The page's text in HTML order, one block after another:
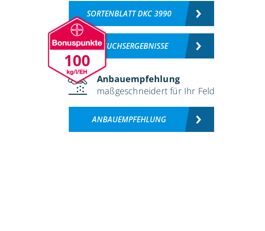
100
SORTENBLATT DKC 3990
VERSUCHSERGEBNISSE
Anbauempfehlung
maßgeschneidert für Ihr Feld
ANBAUEMPFEHLUNG